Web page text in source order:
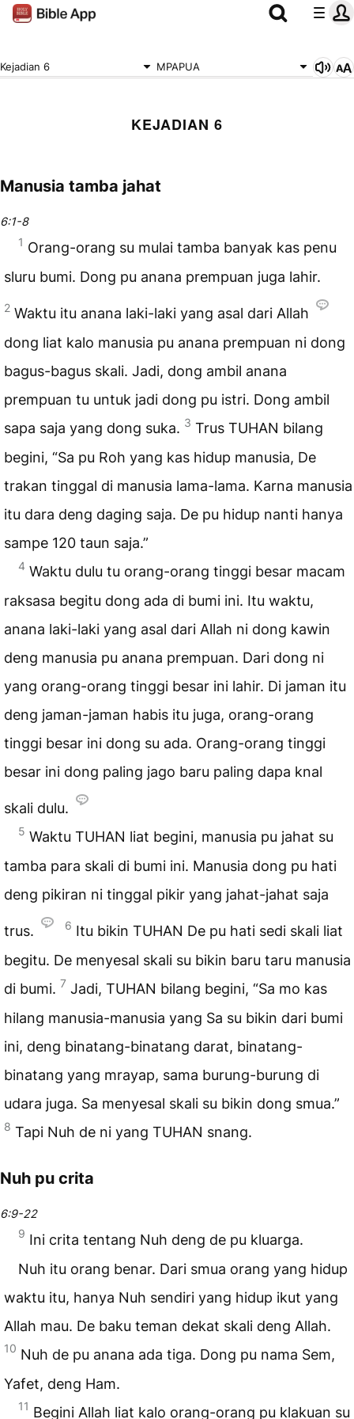
Kejadian 6 MPAPUA
KEJADIAN 6
Manusia tamba jahat
6:1-8
1 Orang-orang su mulai tamba banyak kas penu
sluru bumi. Dong pu anana prempuan juga lahir.
2 Waktu itu anana laki-laki yang asal dari Allah
dong liat kalo manusia pu anana prempuan ni dong
bagus-bagus skali. Jadi, dong ambil anana
prempuan tu untuk jadi dong pu istri. Dong ambil
sapa saja yang dong suka. 3 Trus TUHAN bilang
begini, “Sa pu Roh yang kas hidup manusia, De
trakan tinggal di manusia lama-lama. Karna manusia
itu dara deng daging saja. De pu hidup nanti hanya
sampe 120 taun saja.”
4 Waktu dulu tu orang-orang tinggi besar macam
raksasa begitu dong ada di bumi ini. Itu waktu,
anana laki-laki yang asal dari Allah ni dong kawin
deng manusia pu anana prempuan. Dari dong ni
yang orang-orang tinggi besar ini lahir. Di jaman itu
deng jaman-jaman habis itu juga, orang-orang
tinggi besar ini dong su ada. Orang-orang tinggi
besar ini dong paling jago baru paling dapa knal
skali dulu.
5 Waktu TUHAN liat begini, manusia pu jahat su
tamba para skali di bumi ini. Manusia dong pu hati
deng pikiran ni tinggal pikir yang jahat-jahat saja
trus. 6 Itu bikin TUHAN De pu hati sedi skali liat
begitu. De menyesal skali su bikin baru taru manusia
di bumi. 7 Jadi, TUHAN bilang begini, “Sa mo kas
hilang manusia-manusia yang Sa su bikin dari bumi
ini, deng binatang-binatang darat, binatang-
binatang yang mrayap, sama burung-burung di
udara juga. Sa menyesal skali su bikin dong smua.”
8 Tapi Nuh de ni yang TUHAN snang.
Nuh pu crita
6:9-22
9 Ini crita tentang Nuh deng de pu kluarga.
Nuh itu orang benar. Dari smua orang yang hidup
waktu itu, hanya Nuh sendiri yang hidup ikut yang
Allah mau. De baku teman dekat skali deng Allah.
10 Nuh de pu anana ada tiga. Dong pu nama Sem,
Yafet, deng Ham.
11 Begini Allah liat kalo orang-orang pu klakuan su